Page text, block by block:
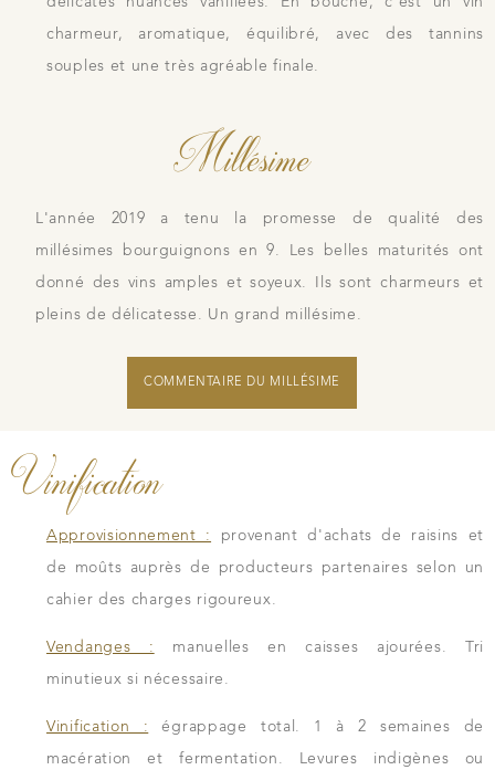
charmeur, aromatique, équilibré, avec des tannins
souples et une très agréable finale.
Millésime
L'année 2019 a tenu la promesse de qualité des
millésimes bourguignons en 9. Les belles maturités ont
donné des vins amples et soyeux. Ils sont charmeurs et
pleins de délicatesse. Un grand millésime.
COMMENTAIRE DU MILLÉSIME
Vinification
Approvisionnement :
provenant d'achats de raisins et
de moûts auprès de producteurs partenaires selon un
cahier des charges rigoureux.
Vendanges : manuelles en caisses ajourées. Tri
minutieux si nécessaire.
Vinification : égrappage total. 1 à 2 semaines de
macération et fermentation. Levures indigènes ou